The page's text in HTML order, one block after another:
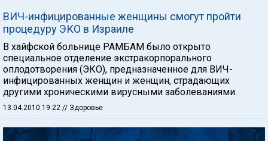
ВИЧ-инфицированные женщины смогут пройти
процедуру ЭКО в Израиле
В хайфской больнице РАМБАМ было открыто
специальное отделение экстракорпорального
оплодотворения (ЭКО), предназначенное для ВИЧ-
инфицированных женщин и женщин, страдающих
другими хроническими вирусными заболеваниями.
13.04.2010 19:22 // Здоровье